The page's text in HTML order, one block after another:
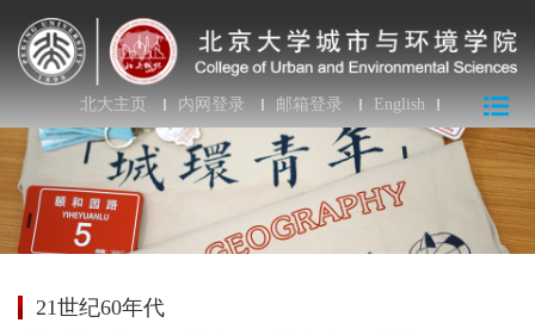
北大主页 内网登录 邮箱登录 English
21世纪60年代